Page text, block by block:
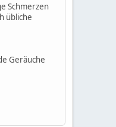
Schmerzen
übliche
Geräuche